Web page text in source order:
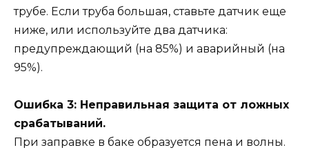
трубе. Если труба большая, ставьте датчик еще
ниже, или используйте два датчика:
предупреждающий (на 85%) и аварийный (на
95%).
Ошибка 3: Неправильная защита от ложных
срабатываний.
При заправке в баке образуется пена и волны.